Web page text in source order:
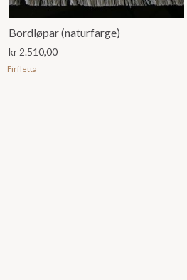
Bordløpar (naturfarge)
kr 2.510,00
Firfletta